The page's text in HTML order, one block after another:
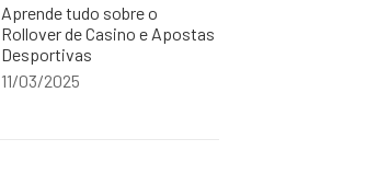
Aprende tudo sobre o
Rollover de Casino e Apostas
Desportivas
11/03/2025